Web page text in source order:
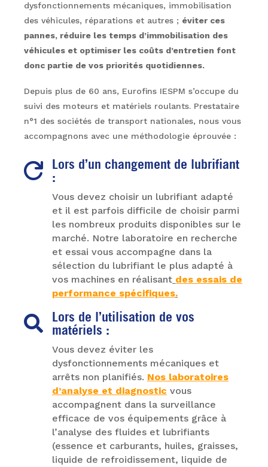
dysfonctionnements mécaniques, immobilisation
des véhicules, réparations et autres ; éviter ces
pannes, réduire les temps d’immobilisation des
véhicules et optimiser les coûts d’entretien font
donc partie de vos priorités quotidiennes.
Depuis plus de 60 ans, Eurofins IESPM s’occupe du
suivi des moteurs et matériels roulants. Prestataire
n°1 des sociétés de transport nationales, nous vous
accompagnons avec une méthodologie éprouvée :
 Lors d’un changement de lubrifiant
:
Vous devez choisir un lubrifiant adapté
et il est parfois difficile de choisir parmi
les nombreux produits disponibles sur le
marché. Notre laboratoire en recherche
et essai vous accompagne dans la
sélection du lubrifiant le plus adapté à
vos machines en réalisant des essais de
performance spécifiques.
 Lors de l’utilisation de vos
matériels :
Vous devez éviter les
dysfonctionnements mécaniques et
arrêts non planifiés. Nos laboratoires
d’analyse et diagnostic vous
accompagnent dans la surveillance
efficace de vos équipements grâce à
l’analyse des fluides et lubrifiants
(essence et carburants, huiles, graisses,
liquide de refroidissement, liquide de